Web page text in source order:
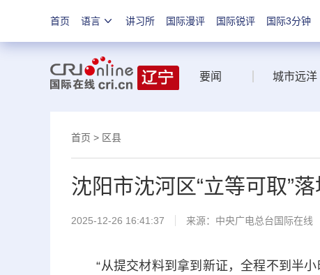
首页 语言 讲习所 国际漫评 国际锐评 国际3分钟
要闻 城市远洋
首页 > 区县
沈阳市沈河区“立等可取”
2025-12-26 16:41:37 来源：中央广电总台国际在线
“从提交材料到拿到新证，全程不到半小